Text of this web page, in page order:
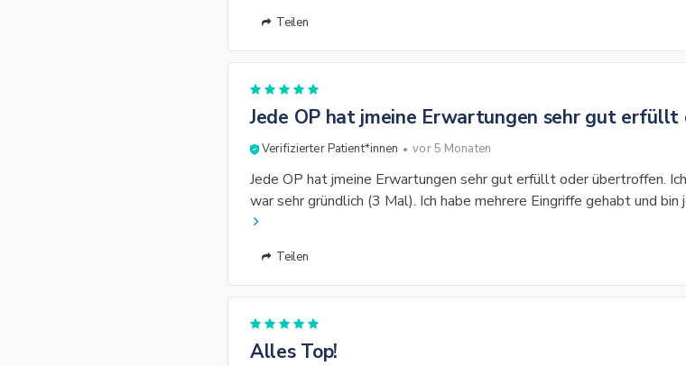
Teilen
Jede OP hat jmeine Erwartungen sehr gut
Verifizierter Patient*innen vor 5 Monaten
Jede OP hat jmeine Erwartungen sehr gut erfüllt oder übertroffen.
war sehr gründlich (3 Mal). Ich habe mehrere Eingriffe gehabt und
Teilen
Alles Top!